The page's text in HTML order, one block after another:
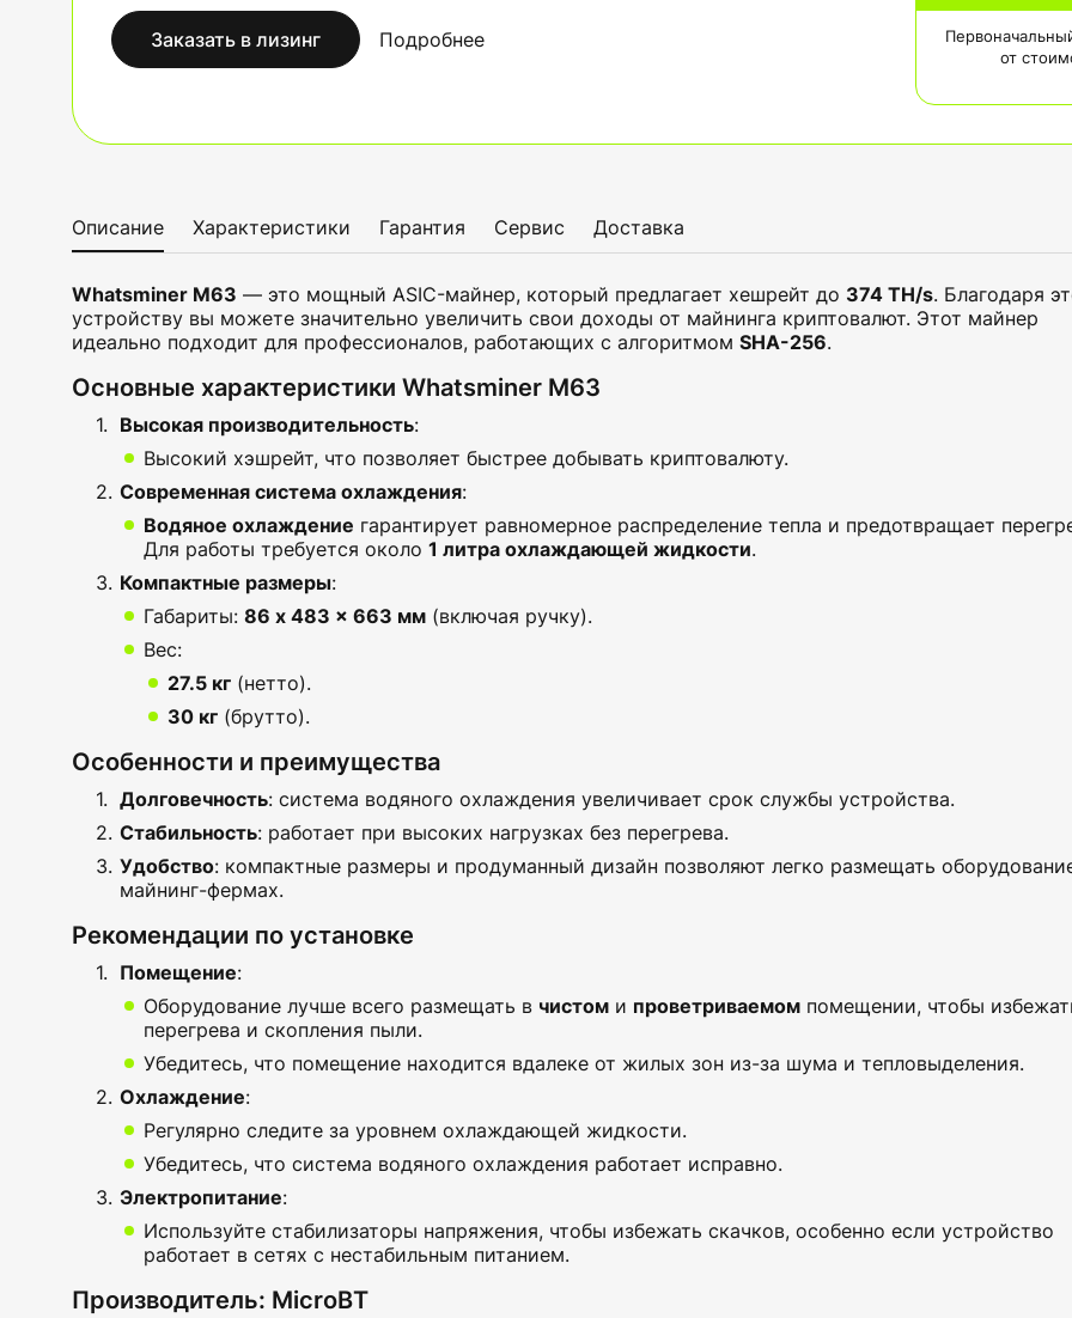
Заказать в лизинг Подробнее
от
Описание Характеристики Гарантия Сервис Доставка
Whatsminer M63 — это мощный ASIC-майнер, который предлагает хешрейт до 374 TH/s. Благодаря
устройству вы можете значительно увеличить свои доходы от майнинга криптовалют. Этот майнер
идеально подходит для профессионалов, работающих с алгоритмом SHA-256.
Основные характеристики Whatsminer M63
Высокая производительность:
Высокий хэшрейт, что позволяет быстрее добывать криптовалюту.
Современная система охлаждения:
Водяное охлаждение гарантирует равномерное распределение тепла и предотвращает
Для работы требуется около 1 литра охлаждающей жидкости.
Компактные размеры:
Габариты: 86 x 483 x 663 мм (включая ручку).
Вес:
27.5 кг (нетто).
30 кг (брутто).
Особенности и преимущества
Долговечность: система водяного охлаждения увеличивает срок службы устройства.
Стабильность: работает при высоких нагрузках без перегрева.
Удобство: компактные размеры и продуманный дизайн позволяют легко размещать
майнинг-фермах.
Рекомендации по установке
Помещение:
Оборудование лучше всего размещать в чистом и проветриваемом помещении, чтобы
перегрева и скопления пыли.
Убедитесь, что помещение находится вдалеке от жилых зон из-за шума и тепловыделения.
Охлаждение:
Регулярно следите за уровнем охлаждающей жидкости.
Убедитесь, что система водяного охлаждения работает исправно.
Электропитание:
Используйте стабилизаторы напряжения, чтобы избежать скачков, особенно если устройство
работает в сетях с нестабильным питанием.
Производитель: MicroBT